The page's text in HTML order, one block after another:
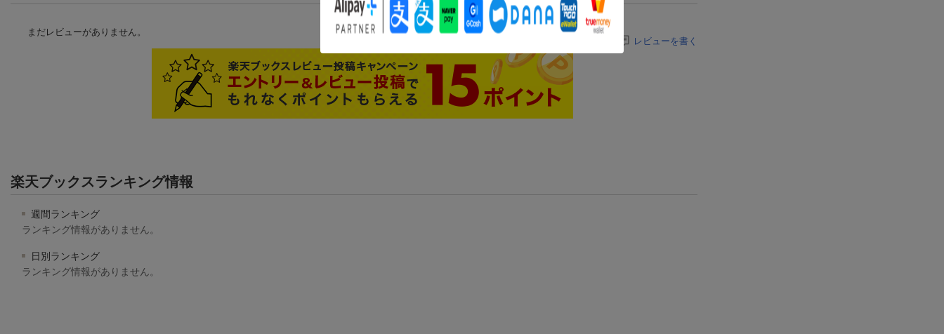
まだレビューがありません。
レビューを書く
楽天ブックスランキング情報
週間ランキング
ランキング情報がありません。
日別ランキング
ランキング情報がありません。